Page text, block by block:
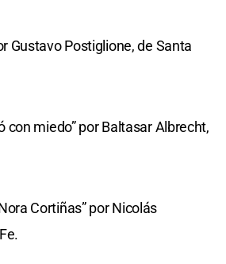
Gustavo Postiglione, de Santa
con miedo” por Baltasar Albrecht,
Cortiñas” por Nicolás